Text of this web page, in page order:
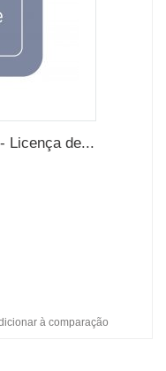
Licença de...
à comparação